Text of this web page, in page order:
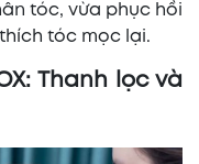
tóc, vừa phục hồi
tóc mọc lại.
Thanh lọc và